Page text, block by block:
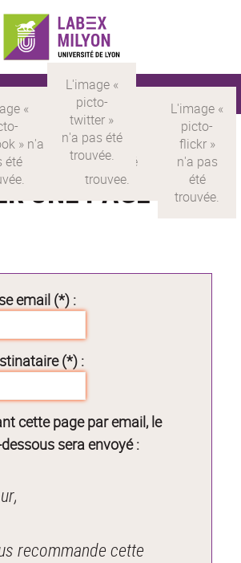
UNE PAGE PAR
email (*) :
(*) :
cette page par email, le
sera envoyé :
recommande cette